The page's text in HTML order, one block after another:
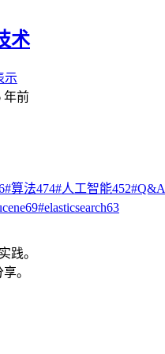
术
示
年前
#算法474#人工智能452#Q&A
69#elasticsearch63
践。
。